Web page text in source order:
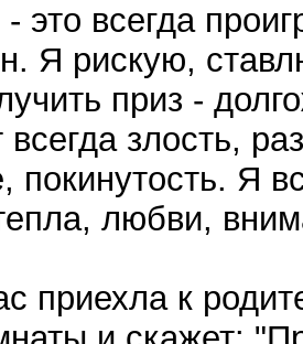
это всегда
Я рискую,
приз -
злость,
покинутость. Я
любви,
приехла к